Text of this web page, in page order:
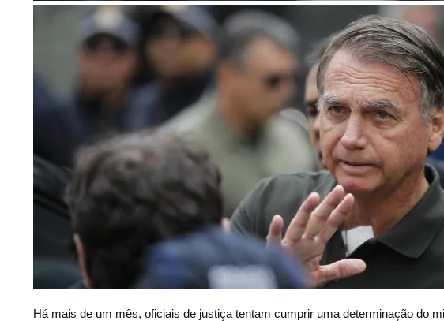
Há mais de um mês, oficiais de justiça tentam cumprir uma determinação do